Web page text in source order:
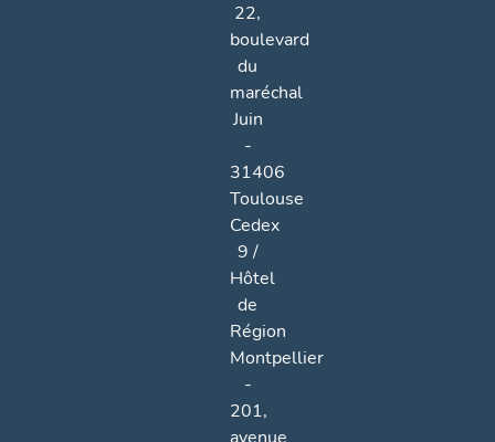
22,
boulevard
du
maréchal
Juin
-
31406
Toulouse
Cedex
9 /
Hôtel
de
Région
Montpellier
-
201,